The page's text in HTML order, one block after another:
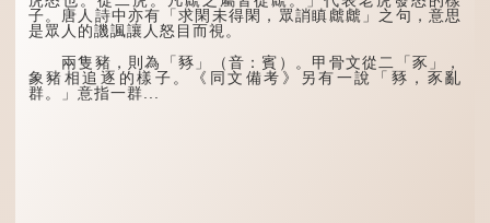
有用到的地方；即使千金散
去，也終會重新得到。
李白作此詩時，大約是
天寶十一年。當時他已被唐
玄宗賜金放還約八年，這期
龜，因為能負重，多作為碑
座，有「碑下龜...
子。唐人詩中亦有「求閑未得閑，眾誚瞋虤虤」之句，意思
是眾人的譏諷讓人怒目而視。
兩隻豬，則為「豩」（音：賓）。甲骨文從二「豕」，
象豬相追逐的樣子。《同文備考》另有一說「豩，豕亂
群。」意指一群...